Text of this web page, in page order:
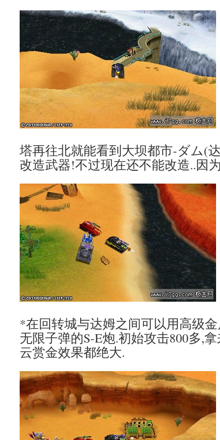
塔再往北就能看到大坝都市-ダム(
改造武器!不过现在还不能改造..因
*在回转城与达姆之间可以用高级
无限子弹的S-E炮.初始攻击800多,
云赏金效果都绝大.